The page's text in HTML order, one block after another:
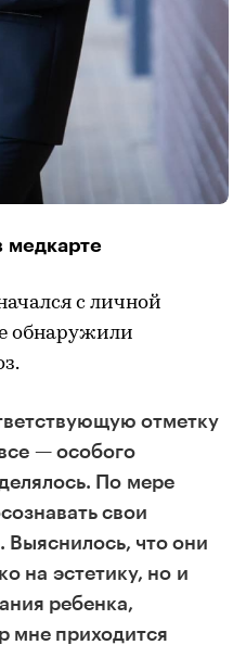
медкарте
с личной
обнаружили
отметку
— особого
По мере
свои
что они
на эстетику, но и
ребенка,
мне приходится